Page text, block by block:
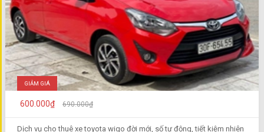
GIẢM GIÁ
600.000₫ 690.000₫
Dịch vụ cho thuê xe toyota wigo đời mới, số tự động, tiết kiệm nhiên